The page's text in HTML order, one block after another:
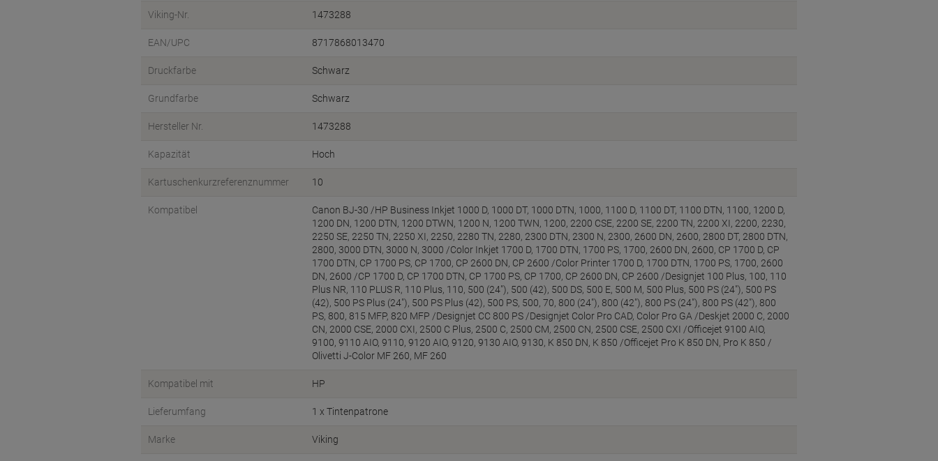
Viking-Nr. 1473288
EAN/UPC 8717868013470
Druckfarbe Schwarz
Grundfarbe Schwarz
Hersteller Nr. 1473288
Kapazität Hoch
Kartuschenkurzreferenznummer 10
Kompatibel
Canon BJ-30 /HP Business Inkjet 1000 D, 1000 DT, 1000 DTN, 1000, 1100 D, 1100 DT, 1100 DTN, 1100, 1200 D,
1200 DN, 1200 DTN, 1200 DTWN, 1200 N, 1200 TWN, 1200, 2200 CSE, 2200 SE, 2200 TN, 2200 XI, 2200, 2230,
2250 SE, 2250 TN, 2250 XI, 2250, 2280 TN, 2280, 2300 DTN, 2300 N, 2300, 2600 DN, 2600, 2800 DT, 2800 DTN,
2800, 3000 DTN, 3000 N, 3000 /Color Inkjet 1700 D, 1700 DTN, 1700 PS, 1700, 2600 DN, 2600, CP 1700 D, CP
1700 DTN, CP 1700 PS, CP 1700, CP 2600 DN, CP 2600 /Color Printer 1700 D, 1700 DTN, 1700 PS, 1700, 2600
DN, 2600 /CP 1700 D, CP 1700 DTN, CP 1700 PS, CP 1700, CP 2600 DN, CP 2600 /Designjet 100 Plus, 100, 110
Plus NR, 110 PLUS R, 110 Plus, 110, 500 (24"), 500 (42), 500 DS, 500 E, 500 M, 500 Plus, 500 PS (24"), 500 PS
(42), 500 PS Plus (24"), 500 PS Plus (42), 500 PS, 500, 70, 800 (24"), 800 (42"), 800 PS (24"), 800 PS (42"), 800
PS, 800, 815 MFP, 820 MFP /Designjet CC 800 PS /Designjet Color Pro CAD, Color Pro GA /Deskjet 2000 C, 2000
CN, 2000 CSE, 2000 CXI, 2500 C Plus, 2500 C, 2500 CM, 2500 CN, 2500 CSE, 2500 CXI /Officejet 9100 AIO,
9100, 9110 AIO, 9110, 9120 AIO, 9120, 9130 AIO, 9130, K 850 DN, K 850 /Officejet Pro K 850 DN, Pro K 850 /
Olivetti J-Color MF 260, MF 260
Kompatibel mit HP
Lieferumfang 1 x Tintenpatrone
Marke Viking